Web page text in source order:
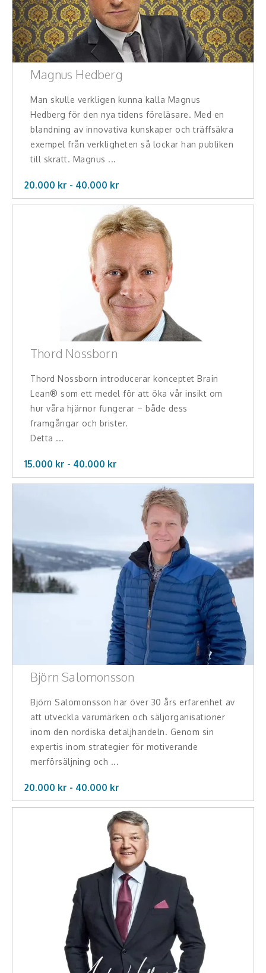
Magnus Hedberg
Man skulle verkligen kunna kalla Magnus
Hedberg för den nya tidens föreläsare. Med en
blandning av innovativa kunskaper och träffsäkra
exempel från verkligheten så lockar han publiken
till skratt. Magnus ...
20.000 kr - 40.000 kr
Thord Nossborn
Thord Nossborn introducerar konceptet Brain
Lean® som ett medel för att öka vår insikt om
hur våra hjärnor fungerar – både dess
framgångar och brister.
Detta ...
15.000 kr - 40.000 kr
Björn Salomonsson
Björn Salomonsson har över 30 års erfarenhet av
att utveckla varumärken och säljorganisationer
inom den nordiska detaljhandeln. Genom sin
expertis inom strategier för motiverande
merförsäljning och ...
20.000 kr - 40.000 kr